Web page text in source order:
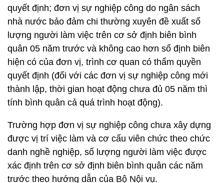
quyết định; đơn vị sự nghiệp công do ngân sách
nhà nước bảo đảm chi thường xuyên đề xuất số
lượng người làm việc trên cơ sở định biên bình
quân 05 năm trước và không cao hơn số định biên
hiện có của đơn vị, trình cơ quan có thẩm quyền
quyết định (đối với các đơn vị sự nghiệp công mới
thành lập, thời gian hoạt động chưa đủ 05 năm thì
tính bình quân cả quá trình hoạt động).
Trường hợp đơn vị sự nghiệp công chưa xây dựng
được vị trí việc làm và cơ cấu viên chức theo chức
danh nghề nghiệp, số lượng người làm việc được
xác định trên cơ sở định biên bình quân các năm
trước theo hướng dẫn của Bộ Nội vụ.